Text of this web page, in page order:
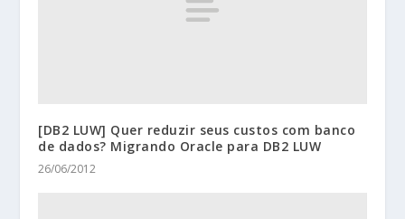
[DB2 LUW] Quer reduzir seus custos com banco
de dados? Migrando Oracle para DB2 LUW
26/06/2012